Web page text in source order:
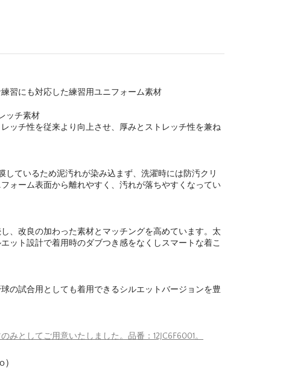
習にも対応した練習用ユニフォーム素材
ッチ素材
ッチ性を従来より向上させ、厚みとストレッチ性を兼ね
しているため泥汚れが染み込まず、洗濯時には防汚クリ
ォーム表面から離れやすく、汚れが落ちやすくなってい
、改良の加わった素材とマッチングを高めています。太
ット設計で着用時のダブつき感をなくしスマートな着こ
の試合用としても着用できるシルエットバージョンを豊
みとしてご用意いたしました。品番：12JC6F6001。